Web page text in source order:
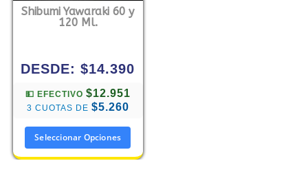
Shibumi Yawaraki 60 y
120 Ml.
DESDE:$14.390
💵 EFECTIVO $12.951
3 CUOTAS DE $5.260
Seleccionar Opciones